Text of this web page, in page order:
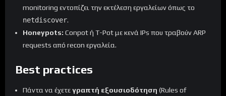
monitoring εντοπίζει την εκτέλεση εργαλείων όπως το
netdiscover.
Honeypots: Conpot ή T-Pot με κενά IPs που τραβούν ARP
requests από recon εργαλεία.
Best practices
Πάντα να έχετεγραπτή εξουσιοδότηση (Rules of